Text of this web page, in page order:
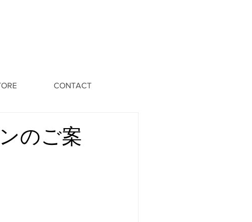
のご案
CONTACT